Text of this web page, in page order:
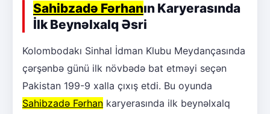
Sahibzadə Fərhanın Karyerasında
İlk Beynəlxalq Əsri
Kolombodakı Sinhal İdman Klubu Meydançasında
çərşənbə günü ilk növbədə bat etməyi seçən
Pakistan 199-9 xalla çıxış etdi. Bu oyunda
Sahibzadə Fərhan karyerasında ilk beynəlxalq